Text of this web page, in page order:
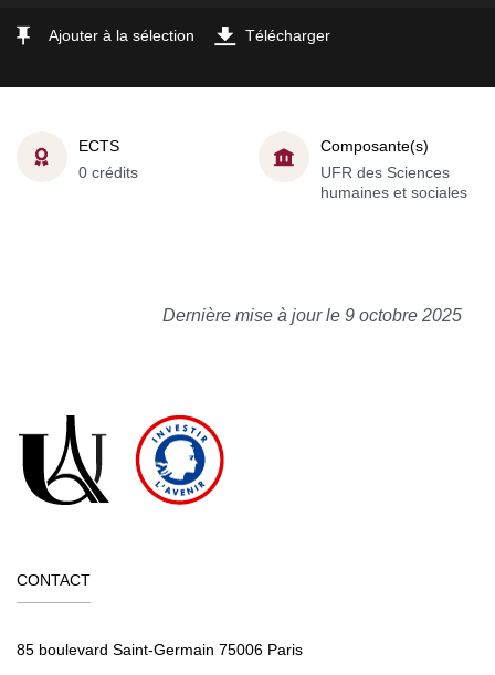
Ajouter à la sélection Télécharger
ECTS
0 crédits
Composante(s)
UFR des Sciences
humaines et sociales
Dernière mise à jour le 9 octobre 2025
CONTACT
85 boulevard Saint-Germain 75006 Paris